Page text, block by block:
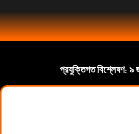
প্রযুক্তিগত বিশ্লেষণ: ৯